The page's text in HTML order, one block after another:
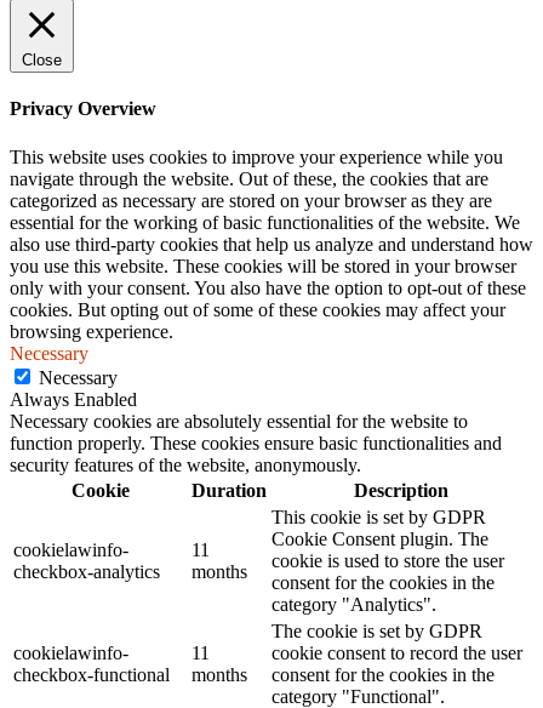
Close
Privacy Overview
This website uses cookies to improve your experience while you
navigate through the website. Out of these, the cookies that are
categorized as necessary are stored on your browser as they are
essential for the working of basic functionalities of the website. We
also use third-party cookies that help us analyze and understand how
you use this website. These cookies will be stored in your browser
only with your consent. You also have the option to opt-out of these
cookies. But opting out of some of these cookies may affect your
browsing experience.
Necessary
Necessary
Always Enabled
Necessary cookies are absolutely essential for the website to
function properly. These cookies ensure basic functionalities and
security features of the website, anonymously.
Cookie
Duration Description
cookielawinfo-
checkbox-analytics
11
months
This cookie is set by GDPR
Cookie Consent plugin. The
cookie is used to store the user
consent for the cookies in the
category "Analytics".
cookielawinfo-
checkbox-functional
11
months
The cookie is set by GDPR
cookie consent to record the user
consent for the cookies in the
category "Functional".